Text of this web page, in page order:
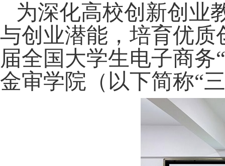
为深化高校创新创业
与创业潜能 ， 培育优质
届全国大学生电子商务
金审学院（以下简称“